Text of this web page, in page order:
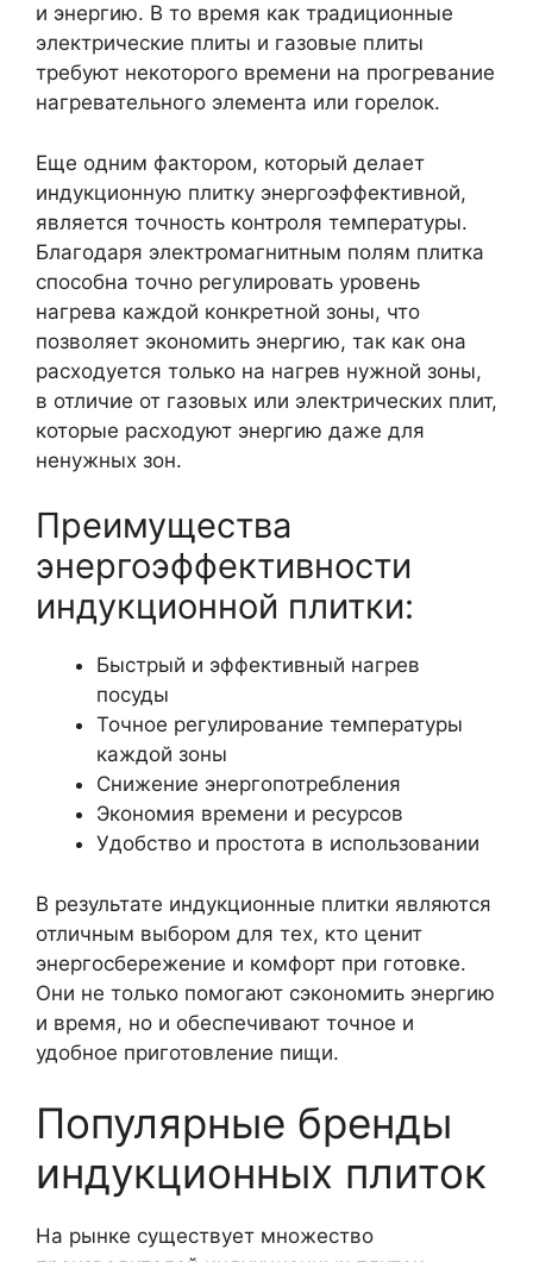
и энергию. В то время как традиционные
электрические плиты и газовые плиты
требуют некоторого времени на прогревание
нагревательного элемента или горелок.
Еще одним фактором, который делает
индукционную плитку энергоэффективной,
является точность контроля температуры.
Благодаря электромагнитным полям плитка
способна точно регулировать уровень
нагрева каждой конкретной зоны, что
позволяет экономить энергию, так как она
расходуется только на нагрев нужной зоны,
в отличие от газовых или электрических плит,
которые расходуют энергию даже для
ненужных зон.
Преимущества
энергоэффективности
индукционной плитки:
Быстрый и эффективный нагрев
посуды
Точное регулирование температуры
каждой зоны
Снижение энергопотребления
Экономия времени и ресурсов
Удобство и простота в использовании
В результате индукционные плитки являются
отличным выбором для тех, кто ценит
энергосбережение и комфорт при готовке.
Они не только помогают сэкономить энергию
и время, но и обеспечивают точное и
удобное приготовление пищи.
Популярные бренды
индукционных плиток
На рынке существует множество